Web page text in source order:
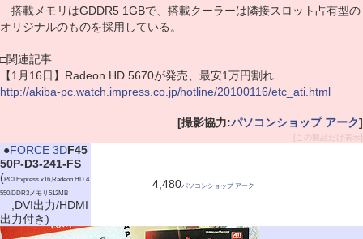
搭載メモリはGDDR5 1GBで、搭載クーラーは隣接スロット占有型の
オリジナルのものを採用している。
□関連記事
【1月16日】Radeon HD 5670が発売、最安1万円割れ
http://akiba-pc.watch.impress.co.jp/hotline/20100116/etc_ati.html
[撮影協力:パソコンショップ アーク]
[この製品だけ表示]
●FORCE 3DF45
50P-D3-241-FS
(PCI Express x16,Radeon HD 4
550,DDR3メモリ512MB
,DVI出力/HDMI
出力付き)
4,480パソコンショップ アーク